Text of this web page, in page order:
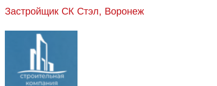
Застройщик СК Стэл, Воронеж